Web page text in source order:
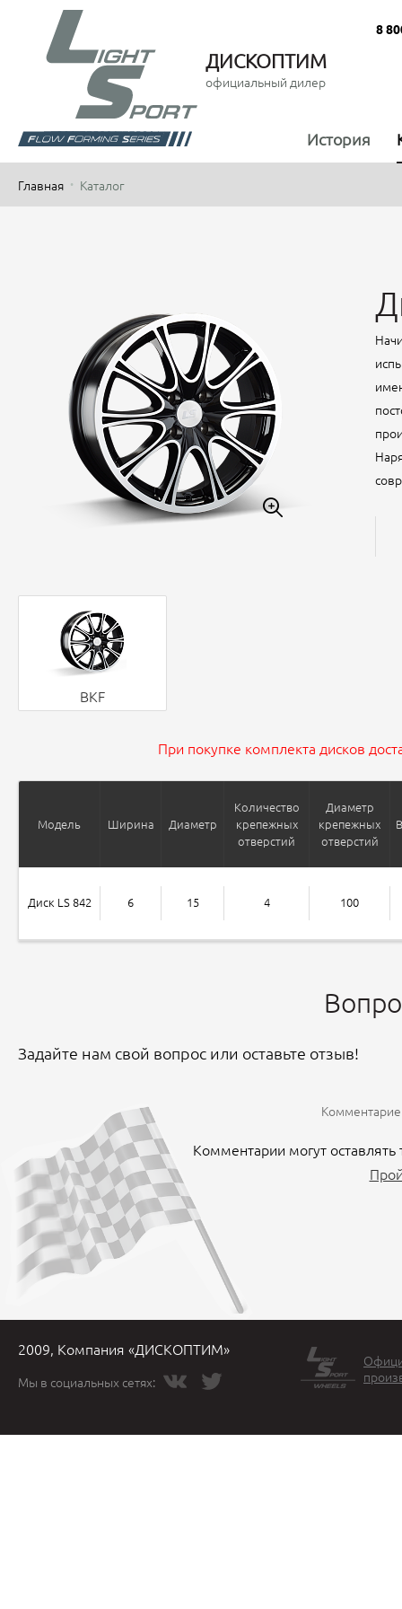
ДИСКОПТИМ
официальный дилер
8
История
Главная Каталог
BKF
При покупке комплекта дисков
Модель Ширина Диаметр
Количество
крепежных
отверстий
Диаметр
крепежных
отверстий
Диск LS 842 6 15 4 100
Задайте нам свой вопрос или оставьте отзыв!
Комментарии могут
2009, Компания «ДИСКОПТИМ»
Мы в социальных сетях: